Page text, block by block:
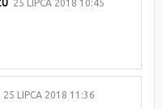
25 LIPCA 2018 10:45
25 LIPCA 2018 11:36